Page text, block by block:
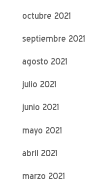
octubre 2021
septiembre 2021
agosto 2021
julio 2021
junio 2021
mayo 2021
abril 2021
marzo 2021